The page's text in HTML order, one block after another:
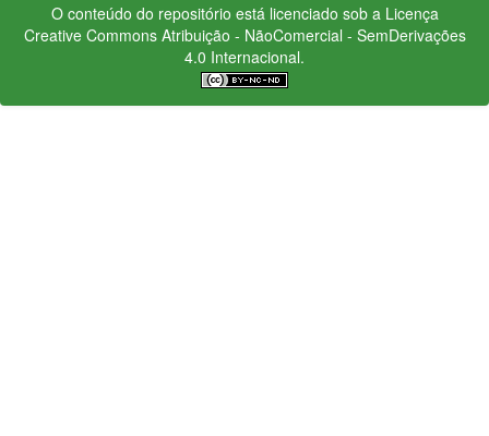
O conteúdo do repositório está licenciado sob a Licença
Creative CommonsAtribuição - NãoComercial - SemDerivações
4.0 Internacional.